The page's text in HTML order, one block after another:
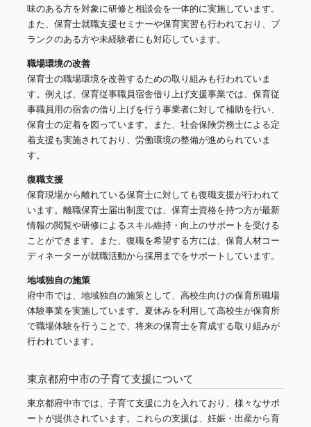
味のある方を対象に研修と相談会を一体的に実施しています。
また、保育士就職支援セミナーや保育実習も行われており、ブ
ランクのある方や未経験者にも対応しています。
職場環境の改善
保育士の職場環境を改善するための取り組みも行われていま
す。例えば、保育従事職員宿舎借り上げ支援事業では、保育従
事職員用の宿舎の借り上げを行う事業者に対して補助を行い、
保育士の定着を図っています。また、社会保険労務士による定
着支援も実施されており、労働環境の整備が進められていま
す。
復職支援
保育現場から離れている保育士に対しても復職支援が行われて
います。離職保育士届出制度では、保育士資格を持つ方が最新
情報の閲覧や研修によるスキル維持・向上のサポートを受ける
ことができます。また、復職を希望する方には、保育人材コー
ディネーターが就職活動から採用までをサポートしています。
地域独自の施策
府中市では、地域独自の施策として、高校生向けの保育所職場
体験事業を実施しています。夏休みを利用して高校生が保育所
で職場体験を行うことで、将来の保育士を育成する取り組みが
行われています。
東京都府中市の子育て支援について
東京都府中市では、子育て支援に力を入れており、様々なサポ
ートが提供されています。これらの支援は、妊娠・出産から育